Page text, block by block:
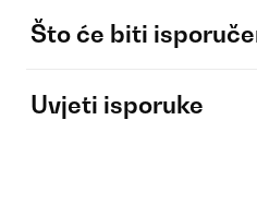
Što će biti
Uvjeti isporuke